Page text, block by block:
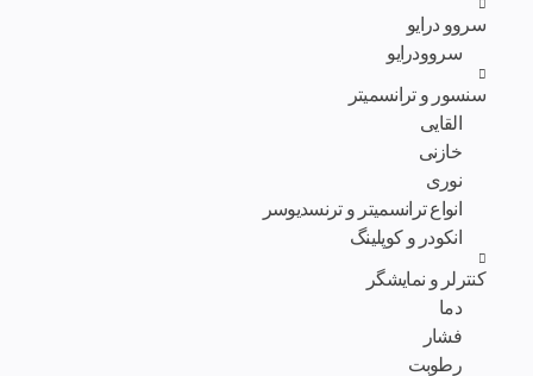
سروو درایو
سروودرایو
سنسور و ترانسمیتر
القایی
خازنی
نوری
انواع ترانسمیتر و ترنسدیوسر
انکودر و کوپلینگ
کنترلر و نمایشگر
دما
فشار
رطوبت